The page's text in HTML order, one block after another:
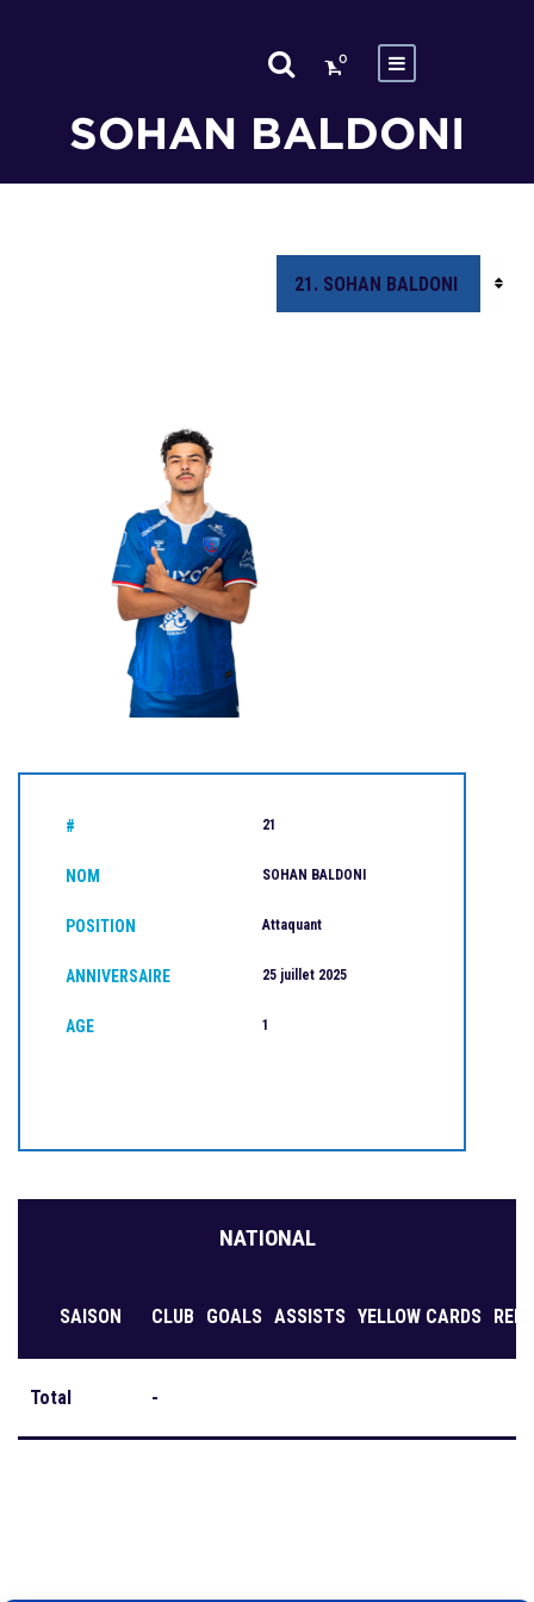
0
SOHAN BALDONI
# 21
NOM SOHAN BALDONI
POSITION Attaquant
ANNIVERSAIRE 25 juillet 2025
AGE 1
NATIONAL
SAISON CLUB GOALS ASSISTS YELLOW CARDS RED
Total -